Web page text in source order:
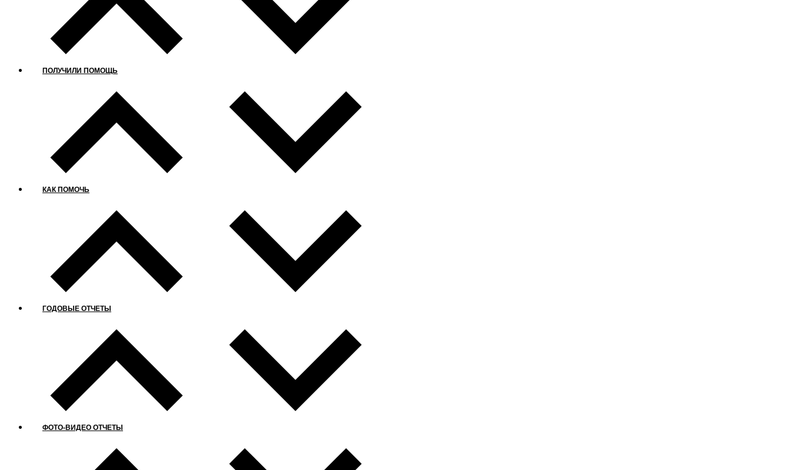
ПОЛУЧИЛИ ПОМОЩЬ
КАК ПОМОЧЬ
ГОДОВЫЕ ОТЧЕТЫ
ФОТО-ВИДЕО ОТЧЕТЫ